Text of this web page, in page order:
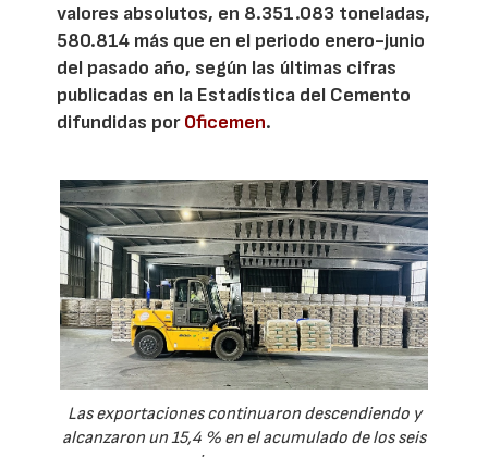
valores absolutos, en 8.351.083 toneladas,
580.814 más que en el periodo enero-junio
del pasado año, según las últimas cifras
publicadas en la Estadística del Cemento
difundidas porOficemen.
Las exportaciones continuaron descendiendo y
alcanzaron un 15,4 % en el acumulado de los seis